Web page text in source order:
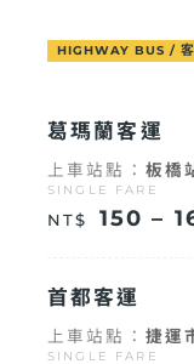
HIGHWAY BUS / 客
葛瑪蘭客運
上車站點： 板橋
SINGLE FARE
NT$ 150 –
首都客運
上車站點： 捷運
SINGLE FARE